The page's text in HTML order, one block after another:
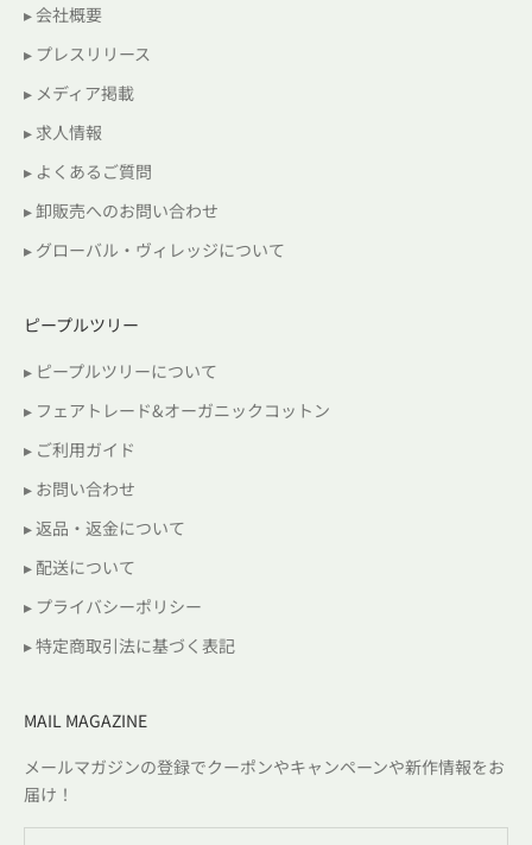
▸ 会社概要
▸ プレスリリース
▸ メディア掲載
▸ 求人情報
▸ よくあるご質問
▸ 卸販売へのお問い合わせ
▸ グローバル・ヴィレッジについて
ピープルツリー
▸ ピープルツリーについて
▸ フェアトレード&オーガニックコットン
▸ ご利用ガイド
▸ お問い合わせ
▸ 返品・返金について
▸ 配送について
▸ プライバシーポリシー
▸ 特定商取引法に基づく表記
MAIL MAGAZINE
メールマガジンの登録でクーポンやキャンペーンや新作情報をお
届け！